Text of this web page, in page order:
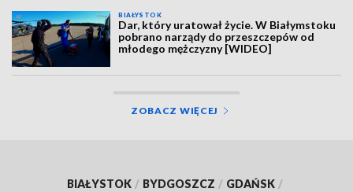
BIAŁYSTOK
Dar, który uratował życie. W Białymstoku
pobrano narządy do przeszczepów od
młodego mężczyzny [WIDEO]
ZOBACZ WIĘCEJ
BIAŁYSTOK / BYDGOSZCZ / GDAŃSK /